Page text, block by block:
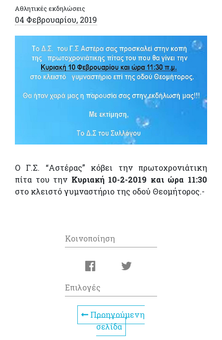
Αθλητικές εκδηλώσεις
04 Φεβρουαρίου, 2019
Ο Γ.Σ. “Αστέρας” κόβει την πρωτοχρονιάτικη
πίτα του την Κυριακή 10-2-2019 και ώρα 11:30
στο κλειστό γυμναστήριο της οδού Θεομήτορος.-
Κοινοποίηση
Επιλογές
Προηγούμενη
σελίδα